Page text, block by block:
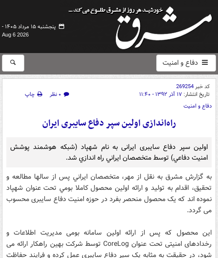
پنجشنبه ۱۵ مرداد ۱۴۰۵ -
Aug 6 2026
دفاع و امنیت
کد خبر269254
تاریخ انتشار: ۱۷ آذر ۱۳۹۲ - ۱۱:۴۰ ۰ نظر
چاپ
دفاع و امنیت
راه‌اندازی اولین سپر دفاع سایبری ایران
اولین سپر دفاع سایبری ایرانی به نام شهپاد (شبكه هوشمند پوشش
امنيت دفاعي) توسط متخصصان ايراني راه اندازي شد.
به گزارش مشرق به نقل از مهر، متخصصان ايراني پس از سالها مطالعه و
تحقيق، اقدام به توليد و ارائه اولين محصول كاملا بومي تحت عنوان شهپاد
نموده اند که یک محصول منحصر بفرد در حوزه امنیت دفاع سایبری محسوب
می گردد.
این محصول که پس از ارائه اولین سامانه بومی مدیریت اطلاعات و
رخدادهای امنیتی تحت عنوان CoreLog توسط شرکت بهین راهکار ارائه می
شود، در حقیقت به مثابه یک سپر دفاع سایبری عمل کرده و فرایند حفاظت